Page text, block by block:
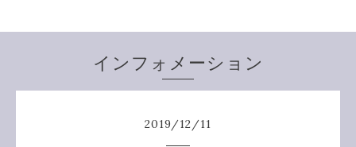
インフォメーション
2019/12/11